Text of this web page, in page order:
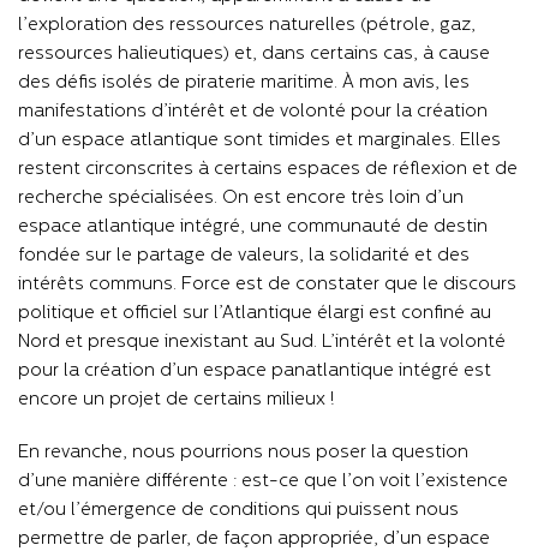
l’exploration des ressources naturelles (pétrole, gaz,
ressources halieutiques) et, dans certains cas, à cause
des défis isolés de piraterie maritime. À mon avis, les
manifestations d’intérêt et de volonté pour la création
d’un espace atlantique sont timides et marginales. Elles
restent circonscrites à certains espaces de réflexion et de
recherche spécialisées. On est encore très loin d’un
espace atlantique intégré, une communauté de destin
fondée sur le partage de valeurs, la solidarité et des
intérêts communs. Force est de constater que le discours
politique et officiel sur l’Atlantique élargi est confiné au
Nord et presque inexistant au Sud. L’intérêt et la volonté
pour la création d’un espace panatlantique intégré est
encore un projet de certains milieux !
En revanche, nous pourrions nous poser la question
d’une manière différente : est-ce que l’on voit l’existence
et/ou l’émergence de conditions qui puissent nous
permettre de parler, de façon appropriée, d’un espace